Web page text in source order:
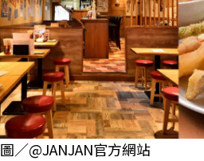
圖／@JANJAN官方網站